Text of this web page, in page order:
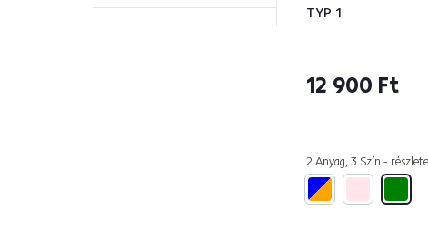
TYP 1
12 900 Ft
2 Anyag, 3 Szín -